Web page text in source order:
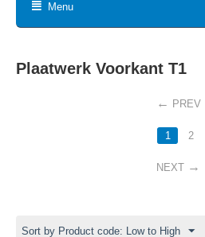
Menu
Plaatwerk Voorkant T1
PREV
1 2
NEXT
Sort by Product code: Low to High